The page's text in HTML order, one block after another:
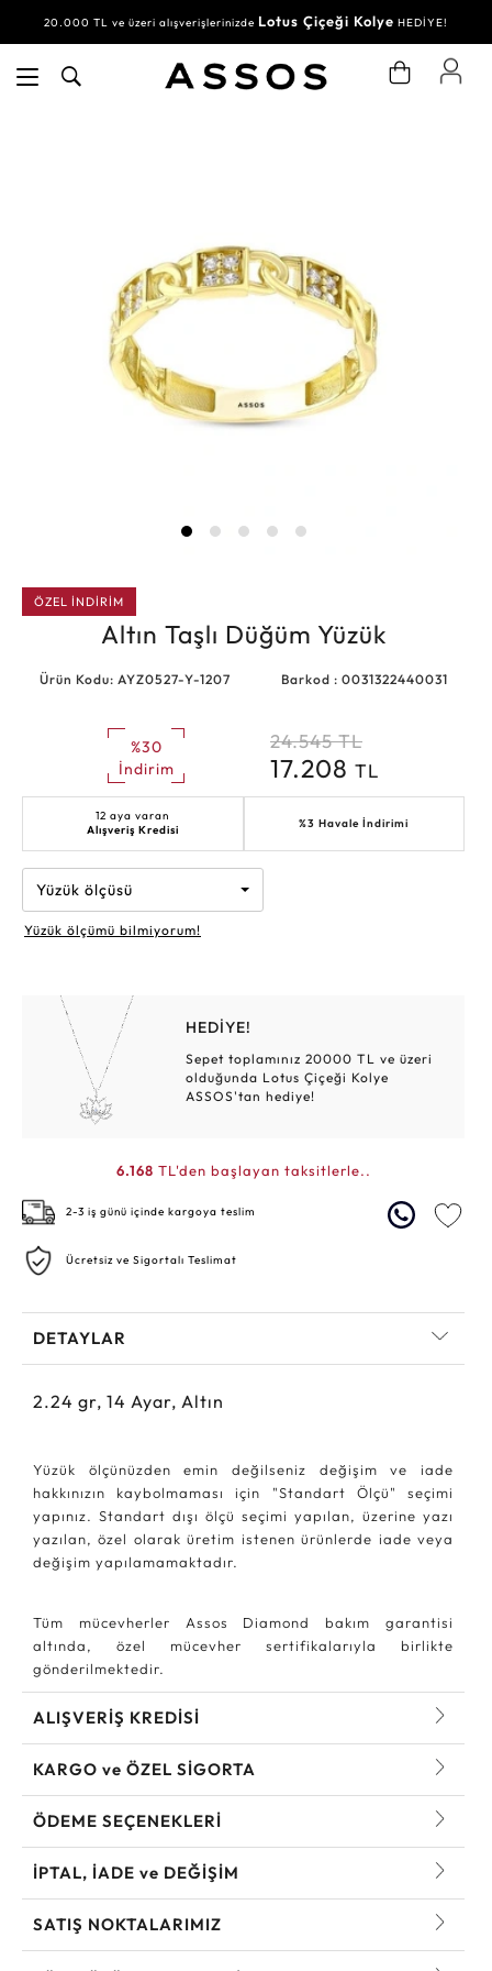
20.000 TL ve üzeri alışverişlerinizde Lotus Çiçeği Kolye HEDİYE!
ÖZEL İNDİRİM
Altın Taşlı Düğüm Yüzük
Ürün Kodu: AYZ0527-Y-1207 Barkod : 0031322440031
%30
İndirim
24.545 TL
17.208 TL
12 aya varan
Alışveriş Kredisi
%3 Havale İndirimi
Yüzük ölçüsü
Yüzük ölçümü bilmiyorum!
HEDİYE!
Sepet toplamınız 20000 TL ve üzeri
olduğunda Lotus Çiçeği Kolye
ASSOS'tan hediye!
6.168 TL'den başlayan taksitlerle..
2-3 iş günü içinde kargoya teslim
Ücretsiz ve Sigortalı Teslimat
DETAYLAR
2.24 gr, 14 Ayar, Altın
Yüzük ölçünüzden emin değilseniz değişim ve iade
hakkınızın kaybolmaması için "Standart Ölçü" seçimi
yapınız. Standart dışı ölçü seçimi yapılan, üzerine yazı
yazılan, özel olarak üretim istenen ürünlerde iade veya
değişim yapılamamaktadır.
Tüm mücevherler Assos Diamond bakım garantisi
altında, özel mücevher sertifikalarıyla birlikte
gönderilmektedir.
ALIŞVERİŞ KREDİSİ
KARGO ve ÖZEL SİGORTA
ÖDEME SEÇENEKLERİ
İPTAL, İADE ve DEĞİŞİM
SATIŞ NOKTALARIMIZ